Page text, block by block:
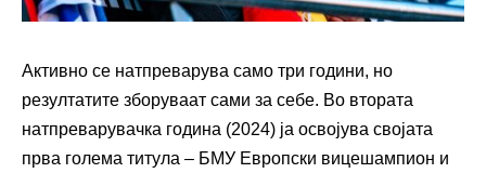
Активно се натпреварува само три години, но
резултатите зборуваат сами за себе. Во втората
натпреварувачка година (2024) ја освојува својата
прва голема титула – БМУ Европски вицешампион и